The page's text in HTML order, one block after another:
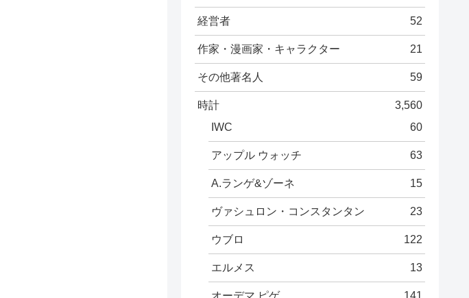
経営者 52
作家・漫画家・キャラクター 21
その他著名人 59
時計
3,560
IWC
60
アップル ウォッチ 63
A.ランゲ&ゾーネ 15
ヴァシュロン・コンスタンタン 23
ウブロ 122
エルメス 13